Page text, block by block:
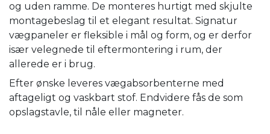
og uden ramme. De monteres hurtigt med skjulte
montagebeslag til et elegant resultat. Signatur
vægpaneler er fleksible i mål og form, og er derfor
især velegnede til eftermontering i rum, der
allerede er i brug.
Efter ønske leveres vægabsorbenterne med
aftageligt og vaskbart stof. Endvidere fås de som
opslagstavle, til nåle eller magneter.